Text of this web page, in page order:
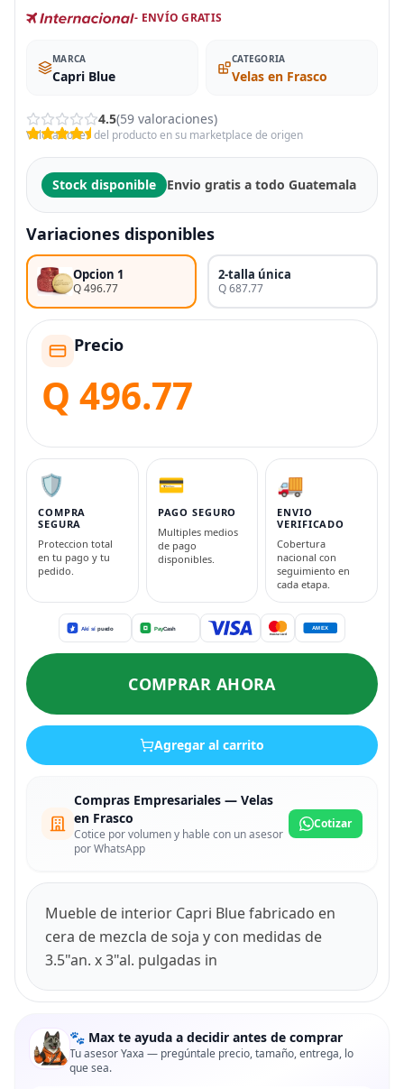
- ENVÍO GRATIS
MARCA
Capri Blue
CATEGORIA
Velas en Frasco
4.5(59 valoraciones)
Valoraciones del producto en su marketplace de origen
Stock disponible Envio gratis a todo Guatemala
Variaciones disponibles
Opcion 1
Q 496.77
2-talla única
Q 687.77
Precio
Q 496.77
🛡️
COMPRA
SEGURA
Proteccion total
en tu pago y tu
pedido.
💳
PAGO SEGURO
Multiples medios
de pago
disponibles.
🚚
ENVIO
VERIFICADO
Cobertura
nacional con
seguimiento en
cada etapa.
COMPRAR AHORA
Agregar al carrito
Compras Empresariales — Velas
en Frasco
Cotice por volumen y hable con un asesor
por WhatsApp
Cotizar
Mueble de interior Capri Blue fabricado en
cera de mezcla de soja y con medidas de
3.5"an. x 3"al. pulgadas in
🐾 Max te ayuda a decidir antes de comprar
Tu asesor Yaxa — pregúntale precio, tamaño, entrega, lo
que sea.